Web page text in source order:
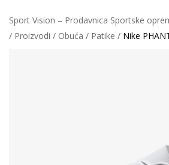
Sport Vision – Prodavnica Sportske
Proizvodi
Obuća Patike Nike